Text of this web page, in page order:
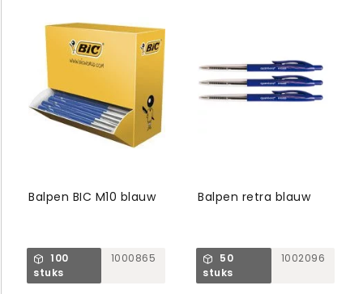
Balpen BIC M10 blauw
100
stuks
1000865
Balpen retra blauw
50
stuks
1002096